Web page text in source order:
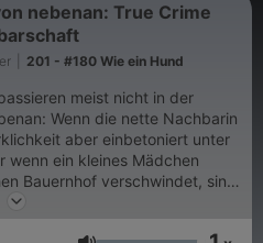
nebenan: True Crime
201 - #180 Wie ein Hund
meist nicht in der
Wenn die nette Nachbarin
aber einbetoniert unter
wenn ein kleines Mädchen
Bauernhof verschwindet, sind
Der Radiojournalist Philipp